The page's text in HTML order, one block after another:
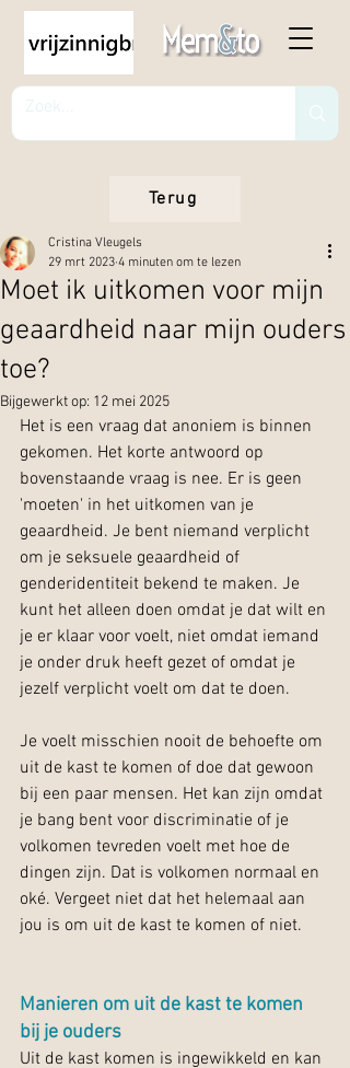
Terug
Moet ik uitkomen voor mijn
geaardheid naar mijn ouders
toe?
Cristina Vleugels
29 mrt 2023 4 minuten om te lezen
Bijgewerkt op: 12 mei 2025
Het is een vraag dat anoniem is binnen
gekomen. Het korte antwoord op
bovenstaande vraag is nee. Er is geen
'moeten' in het uitkomen van je
geaardheid. Je bent niemand verplicht
om je seksuele geaardheid of
genderidentiteit bekend te maken. Je
kunt het alleen doen omdat je dat wilt en
je er klaar voor voelt, niet omdat iemand
je onder druk heeft gezet of omdat je
jezelf verplicht voelt om dat te doen.
Je voelt misschien nooit de behoefte om
uit de kast te komen of doe dat gewoon
bij een paar mensen. Het kan zijn omdat
je bang bent voor discriminatie of je
volkomen tevreden voelt met hoe de
dingen zijn. Dat is volkomen normaal en
oké. Vergeet niet dat het helemaal aan
jou is om uit de kast te komen of niet.
Manieren om uit de kast te komen
bij je ouders
Uit de kast komen is ingewikkeld en kan